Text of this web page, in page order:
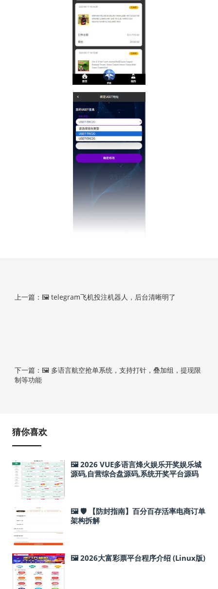
上一篇：🖼 telegram飞机投注机器人，后台清晰明了
下一篇：🖼 多语言航空抢单系统，支持打针，叠加组，提现限
制等功能
猜你喜欢
🖼 2026 VUE多语言烽火娱乐开奖娱乐城
源码,自营综合盘源码,系统开奖平台源码
🖼 🛡 【防封指南】百分百存活率电商订单
架构拆解
🖼 2026大富彩票平台程序介绍 (Linux版)